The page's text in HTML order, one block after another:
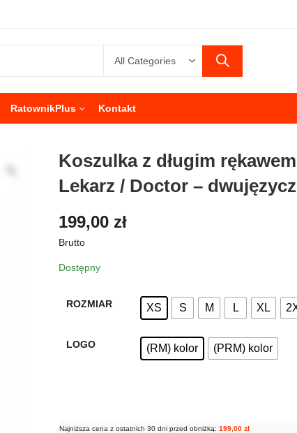
RatownikPlus Kontakt
Koszulka z długim
Lekarz / Doctor –
199,00 zł
Brutto
Dostępny
ROZMIAR XS S M L XL
LOGO (RM) kolor (PRM) kolor
Najniższa cena z ostatnich 30 dni przed obniżką: 199,00 zł